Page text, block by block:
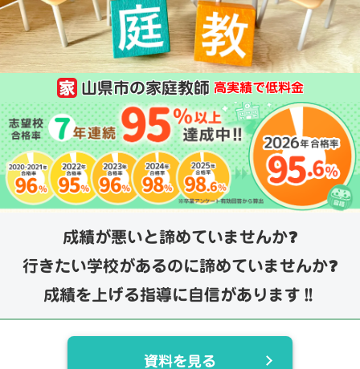
山県市の家庭教師 高実績で低料金
成績が悪いと諦めていませんか❓
行きたい学校があるのに諦めていませんか❓
成績を上げる指導に自信があります‼️
資料を見る